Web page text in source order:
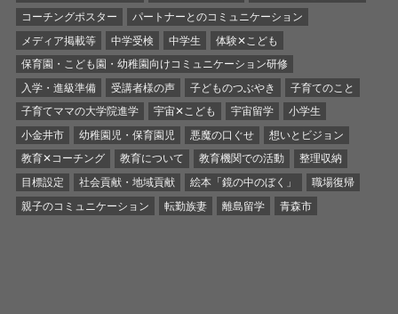
コーチングポスター
パートナーとのコミュニケーション
メディア掲載等
中学受検 中学生
体験✕こども
保育園・こども園・幼稚園向けコミュニケーション研修
入学・進級準備
受講者様の声 子どものつぶやき
子育てのこと
子育てママの大学院進学
宇宙✕こども 宇宙留学
小学生
小金井市
幼稚園児・保育園児 悪魔の口ぐせ
想いとビジョン
教育✕コーチング
教育について 教育機関での活動
整理収納
目標設定
社会貢献・地域貢献 絵本「鏡の中のぼく」
職場復帰
親子のコミュニケーション
転勤族妻 離島留学 青森市